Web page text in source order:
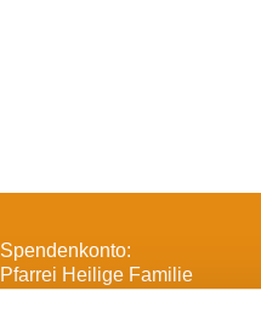
Spendenkonto:
Pfarrei Heilige Familie